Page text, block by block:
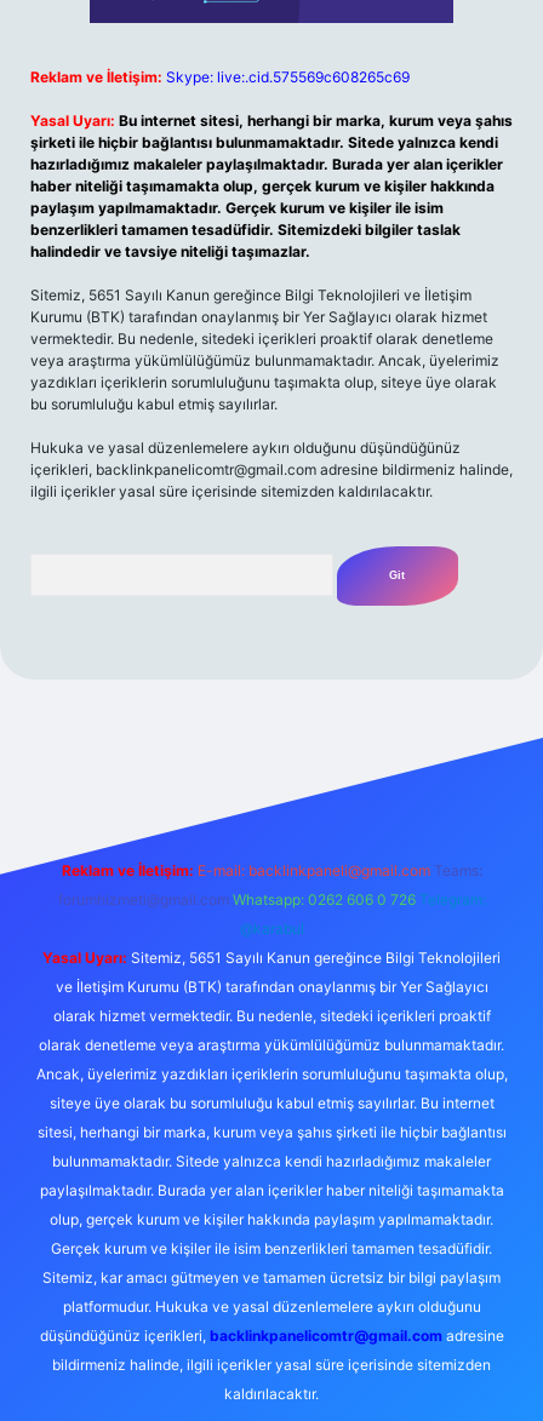
Reklam ve İletişim: Skype: live:.cid.575569c608265c69
Yasal Uyarı: Bu internet sitesi, herhangi bir marka, kurum veya şahıs
şirketi ile hiçbir bağlantısı bulunmamaktadır. Sitede yalnızca kendi
hazırladığımız makaleler paylaşılmaktadır. Burada yer alan içerikler
haber niteliği taşımamakta olup, gerçek kurum ve kişiler hakkında
paylaşım yapılmamaktadır. Gerçek kurum ve kişiler ile isim
benzerlikleri tamamen tesadüfidir. Sitemizdeki bilgiler taslak
halindedir ve tavsiye niteliği taşımazlar.
Sitemiz, 5651 Sayılı Kanun gereğince Bilgi Teknolojileri ve İletişim
Kurumu (BTK) tarafından onaylanmış bir Yer Sağlayıcı olarak hizmet
vermektedir. Bu nedenle, sitedeki içerikleri proaktif olarak denetleme
veya araştırma yükümlülüğümüz bulunmamaktadır. Ancak, üyelerimiz
yazdıkları içeriklerin sorumluluğunu taşımakta olup, siteye üye olarak
bu sorumluluğu kabul etmiş sayılırlar.
Hukuka ve yasal düzenlemelere aykırı olduğunu düşündüğünüz
içerikleri, backlinkpanelicomtr@gmail.com adresine bildirmeniz halinde,
ilgili içerikler yasal süre içerisinde sitemizden kaldırılacaktır.
Reklam ve İletişim: E-mail: backlinkpaneli@gmail.com Teams:
forumhizmeti@gmail.com Whatsapp: 0262 606 0 726 Telegram:
@karabul
Yasal Uyarı: Sitemiz, 5651 Sayılı Kanun gereğince Bilgi Teknolojileri
ve İletişim Kurumu (BTK) tarafından onaylanmış bir Yer Sağlayıcı
olarak hizmet vermektedir. Bu nedenle, sitedeki içerikleri proaktif
olarak denetleme veya araştırma yükümlülüğümüz bulunmamaktadır.
Ancak, üyelerimiz yazdıkları içeriklerin sorumluluğunu taşımakta olup,
siteye üye olarak bu sorumluluğu kabul etmiş sayılırlar. Bu internet
sitesi, herhangi bir marka, kurum veya şahıs şirketi ile hiçbir bağlantısı
bulunmamaktadır. Sitede yalnızca kendi hazırladığımız makaleler
paylaşılmaktadır. Burada yer alan içerikler haber niteliği taşımamakta
olup, gerçek kurum ve kişiler hakkında paylaşım yapılmamaktadır.
Gerçek kurum ve kişiler ile isim benzerlikleri tamamen tesadüfidir.
Sitemiz, kar amacı gütmeyen ve tamamen ücretsiz bir bilgi paylaşım
platformudur. Hukuka ve yasal düzenlemelere aykırı olduğunu
düşündüğünüz içerikleri, backlinkpanelicomtr@gmail.comadresine
bildirmeniz halinde, ilgili içerikler yasal süre içerisinde sitemizden
kaldırılacaktır.